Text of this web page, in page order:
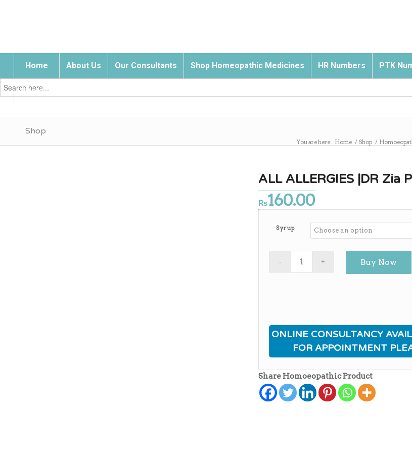
Home About Us Our Consultants Shop Homeopathic Medicines HR Numbers PTK
Contact Us
Search
for:
Shop
You are here: Home / Shop /
ALL ALLERGIES |DR Zia
₨160.00
Syrup
Buy Now
ONLINE CONSULTANCY
FOR APPOINTMENT
Share Homoeopathic Product